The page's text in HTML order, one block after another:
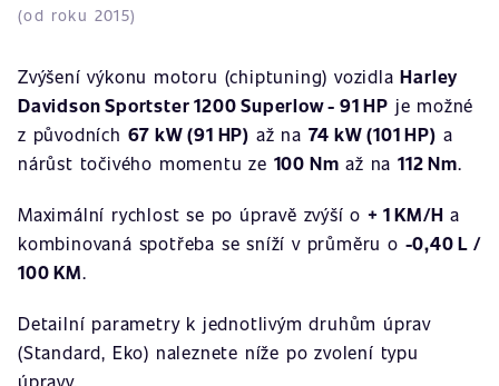
(od roku 2015)
Zvýšení výkonu motoru (chiptuning) vozidlaHarley
Davidson Sportster 1200 Superlow - 91 HP je možné
z původních 67 kW (91 HP) až na 74 kW (101 HP) a
nárůst točivého momentu ze 100 Nm až na112 Nm.
Maximální rychlost se po úpravě zvýší o + 1 KM/H a
kombinovaná spotřeba se sníží v průměru o -0,40 L /
100 KM.
Detailní parametry k jednotlivým druhům úprav
(Standard, Eko) naleznete níže po zvolení typu
úpravy.